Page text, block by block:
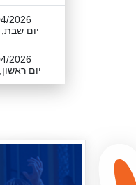
2026
יום שבת,
2026
יום ראשון,